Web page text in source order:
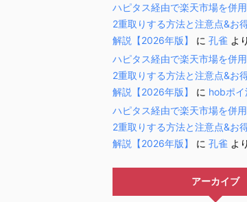
ハピタス経由で楽天市場を併
2重取りする方法と注意点&お
解説【2026年版】
に 孔雀 より
ハピタス経由で楽天市場を併
2重取りする方法と注意点&お
解説【2026年版】
に hobポイ
ハピタス経由で楽天市場を併
2重取りする方法と注意点&お
解説【2026年版】
に 孔雀 より
アーカイブ